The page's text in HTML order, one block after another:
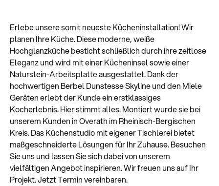
Erlebe unsere somit neueste Kücheninstallation! Wir
planen Ihre Küche. Diese moderne, weiße
Hochglanzküche besticht schließlich durch ihre zeitlose
Eleganz und wird mit einer Kücheninsel sowie einer
Naturstein-Arbeitsplatte ausgestattet. Dank der
hochwertigen Berbel Dunstesse Skyline und den Miele
Geräten erlebt der Kunde ein erstklassiges
Kocherlebnis. Hier stimmt alles. Montiert wurde sie bei
unserem Kunden in Overath im Rheinisch-Bergischen
Kreis. Das Küchenstudio mit eigener Tischlerei bietet
maßgeschneiderte Lösungen für Ihr Zuhause. Besuchen
Sie uns und lassen Sie sich dabei von unserem
vielfältigen Angebot inspirieren. Wir freuen uns auf Ihr
Projekt. Jetzt Termin vereinbaren.